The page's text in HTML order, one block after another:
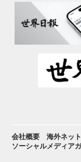
会社概要 海外ネッ
ソーシャルメディア